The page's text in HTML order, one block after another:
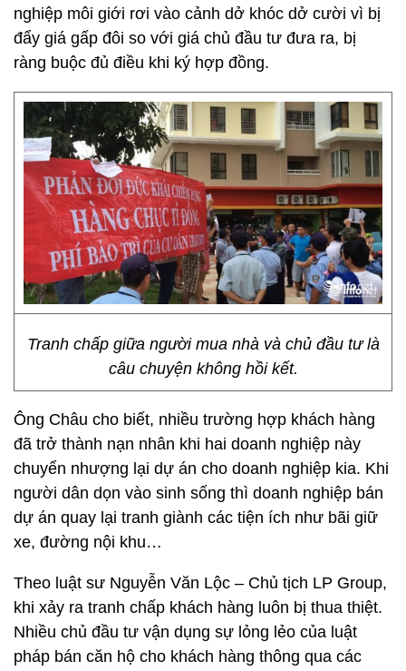
nghiệp môi giới rơi vào cảnh dở khóc dở cười vì bị
đẩy giá gấp đôi so với giá chủ đầu tư đưa ra, bị
ràng buộc đủ điều khi ký hợp đồng.
Tranh chấp giữa người mua nhà và chủ đầu tư là
câu chuyện không hồi kết.
Ông Châu cho biết, nhiều trường hợp khách hàng
đã trở thành nạn nhân khi hai doanh nghiệp này
chuyển nhượng lại dự án cho doanh nghiệp kia. Khi
người dân dọn vào sinh sống thì doanh nghiệp bán
dự án quay lại tranh giành các tiện ích như bãi giữ
xe, đường nội khu…
Theo luật sư Nguyễn Văn Lộc – Chủ tịch LP Group,
khi xảy ra tranh chấp khách hàng luôn bị thua thiệt.
Nhiều chủ đầu tư vận dụng sự lỏng lẻo của luật
pháp bán căn hộ cho khách hàng thông qua các